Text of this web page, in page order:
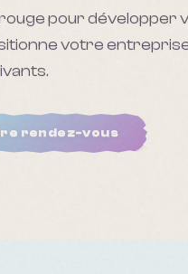
pour développer
votre
rendez-vous